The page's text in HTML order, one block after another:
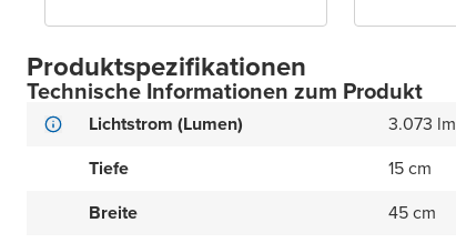
Produktspezifikationen
Technische Informationen zum Produkt
Lichtstrom (Lumen)
3.073 lm
Tiefe
15 cm
Breite
45 cm